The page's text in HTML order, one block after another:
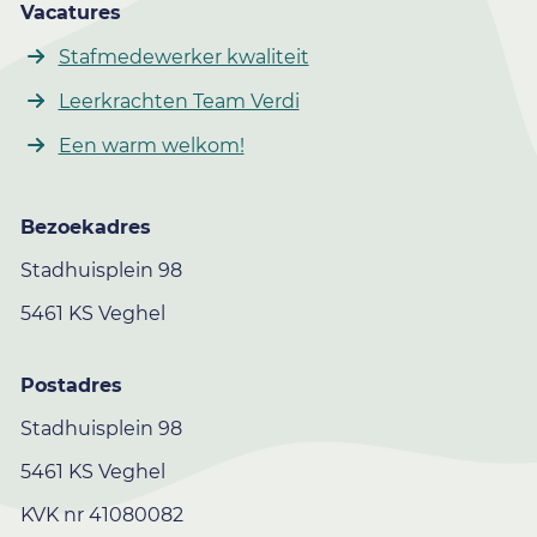
Vacatures
Stafmedewerker kwaliteit
Leerkrachten Team Verdi
Een warm welkom!
Bezoekadres
Stadhuisplein 98
5461 KS Veghel
Postadres
Stadhuisplein 98
5461 KS Veghel
KVK nr 41080082